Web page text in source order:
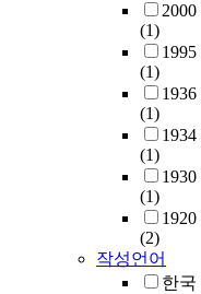
2000
(1)
1995
(1)
1936
(1)
1934
(1)
1930
(1)
1920
(2)
작성언어
한국